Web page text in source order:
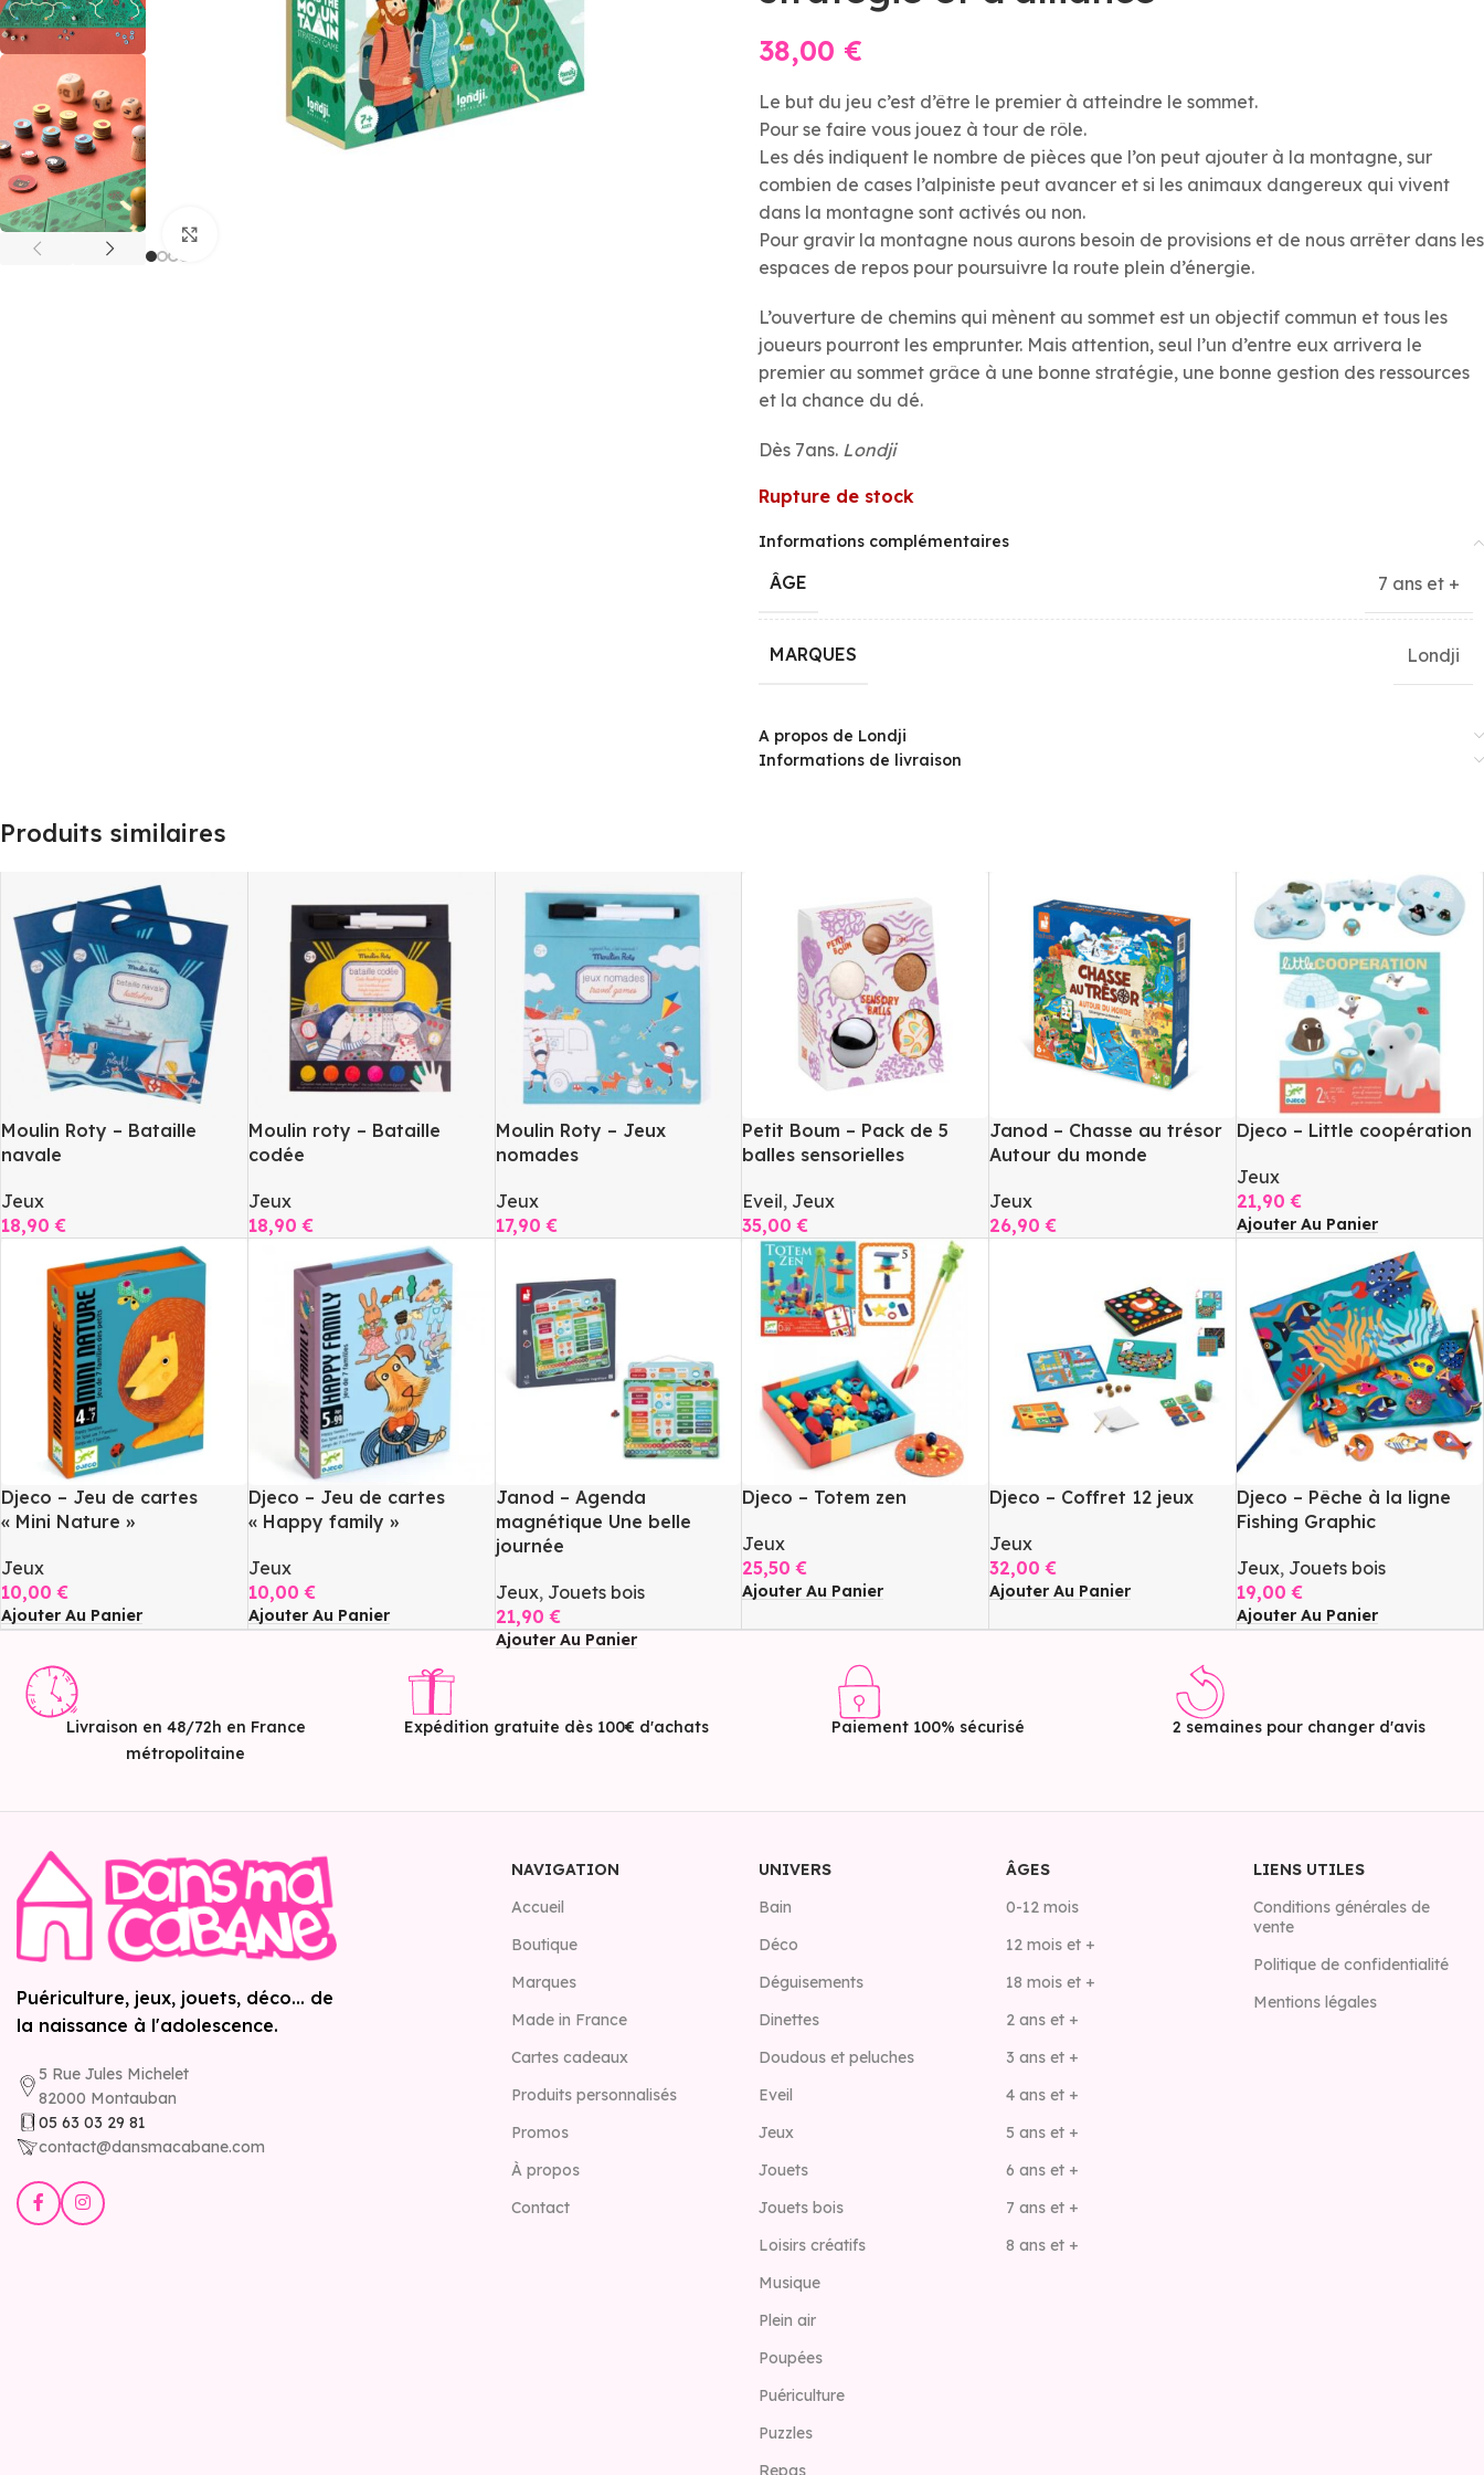
38,00 €
Le but du jeu c’est d’être le premier à atteindre le sommet.
Pour se faire vous jouez à tour de rôle.
Les dés indiquent le nombre de pièces que l’on peut ajouter à la montagne, sur
combien de cases l’alpiniste peut avancer et si les animaux dangereux qui vivent
dans la montagne sont activés ou non.
Pour gravir la montagne nous aurons besoin de provisions et de nous arrêter dans les
espaces de repos pour poursuivre la route plein d’énergie.
L’ouverture de chemins qui mènent au sommet est un objectif commun et tous les
joueurs pourront les emprunter. Mais attention, seul l’un d’entre eux arrivera le
premier au sommet grâce à une bonne stratégie, une bonne gestion des ressources
et la chance du dé.
Dès 7ans. Londji
Rupture de stock
Informations complémentaires
ÂGE 7 ans et +
MARQUES Londji
A propos de Londji
Informations de livraison
Produits similaires
Moulin Roty – Bataille
navale
Jeux
18,90€
Moulin roty – Bataille
codée
Jeux
18,90€
Moulin Roty – Jeux
nomades
Jeux
17,90€
Petit Boum – Pack de 5
balles sensorielles
Eveil, Jeux
35,00€
Ajouter Au Panier
Janod – Chasse au trésor
Autour du monde
Jeux
26,90€
Djeco – Little coopération
Jeux
21,90€
Ajouter Au Panier
Djeco – Jeu de cartes
« Mini Nature »
Jeux
10,00€
Ajouter Au Panier
Djeco – Jeu de cartes
« Happy family »
Jeux
10,00€
Ajouter Au Panier
Janod – Agenda
magnétique Une belle
journée
Jeux, Jouets bois
21,90€
Ajouter Au Panier
Djeco – Totem zen
Jeux
25,50€
Ajouter Au Panier
Djeco – Coffret 12 jeux
Jeux
32,00€
Ajouter Au Panier
Djeco – Pêche à la ligne
Fishing Graphic
Jeux, Jouets bois
19,00€
Ajouter Au Panier
Livraison en 48/72h en France
métropolitaine
Expédition gratuite dès 100€ d'achats Paiement 100% sécurisé 2 semaines pour changer d'avis
Puériculture, jeux, jouets, déco... de
la naissance à l'adolescence.
5 Rue Jules Michelet
82000 Montauban
05 63 03 29 81
contact@dansmacabane.com
NAVIGATION
Accueil
Boutique
Marques
Made in France
Cartes cadeaux
Produits personnalisés
Promos
À propos
Contact
UNIVERS
Bain
Déco
Déguisements
Dinettes
Doudous et peluches
Eveil
Jeux
Jouets
Jouets bois
Loisirs créatifs
Musique
Plein air
Poupées
Puériculture
Puzzles
ÂGES
0-12 mois
12 mois et +
18 mois et +
2 ans et +
3 ans et +
4 ans et +
5 ans et +
6 ans et +
7 ans et +
8 ans et +
LIENS UTILES
Conditions générales de
vente
Politique de confidentialité
Mentions légales